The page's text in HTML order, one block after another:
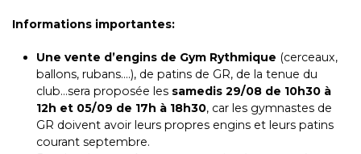
Informations importantes:
Une vente d’engins de Gym Rythmique (cerceaux,
ballons, rubans….), de patins de GR, de la tenue du
club…sera proposée les samedis 29/08 de 10h30 à
12h et 05/09 de 17h à 18h30, car les gymnastes de
GR doivent avoir leurs propres engins et leurs patins
courant septembre.